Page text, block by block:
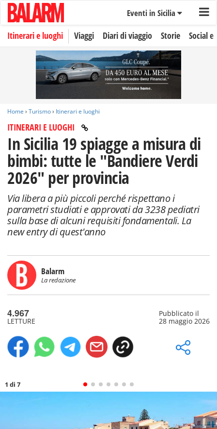
Eventi in Sicilia
Itinerari e luoghi Viaggi Diari di viaggio Storie Social
Home › Turismo› Itinerari e luoghi
ITINERARI E LUOGHI
In Sicilia 19 spiagge a misura di
bimbi: tutte le "Bandiere Verdi
2026" per provincia
Via libera a più piccoli perché rispettano i
parametri studiati e approvati da 3238 pediatri
sulla base di alcuni requisiti fondamentali. La
new entry di quest'anno
Balarm
La redazione
4.967
LETTURE
Pubblicato il
28 maggio 2026
1 di 7